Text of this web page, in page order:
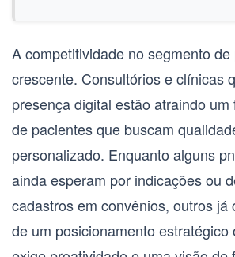
A competitividade no segmento de
crescente. Consultórios e clínicas
presença digital estão atraindo
de pacientes que buscam
personalizado. Enquanto alguns
ainda esperam por indicações ou
cadastros em convênios, outros já
de um posicionamento estratégico